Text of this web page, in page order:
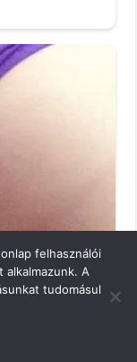
felhasználói
A
tudomásul